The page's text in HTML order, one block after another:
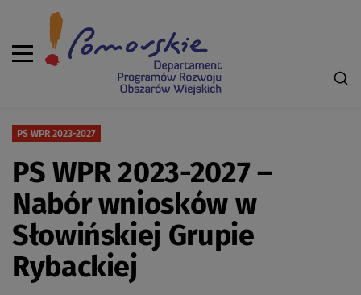
PS WPR 2023-2027
PS WPR 2023-2027 –
Nabór wniosków w
Słowińskiej Grupie
Rybackiej